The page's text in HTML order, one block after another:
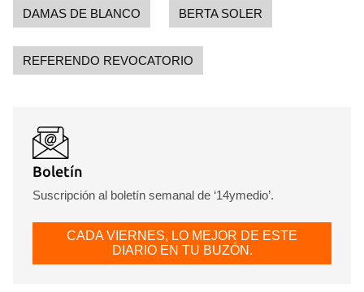
DAMAS DE BLANCO BERTA SOLER
REFERENDO REVOCATORIO
Boletín
Suscripción al boletín semanal de ‘14ymedio’.
CADA VIERNES, LO MEJOR DE ESTE
DIARIO EN TU BUZÓN.